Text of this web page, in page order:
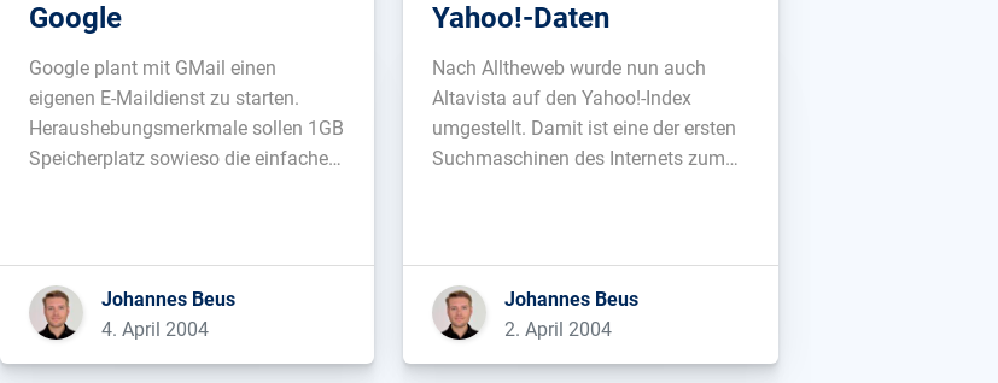
Google
Google plant mit GMail einen
eigenen E-Maildienst zu starten.
Heraushebungsmerkmale sollen 1GB
Speicherplatz sowieso die einfache
Nachtrag: Logo-Vorschlag mit
Charme...
Johannes Beus
4. April 2004
Yahoo!-Daten
Nach Alltheweb wurde nun auch
Altavista auf den Yahoo!-Index
umgestellt. Damit ist eine der ersten
Suchmaschinen des Internets zum
Johannes Beus
2. April 2004